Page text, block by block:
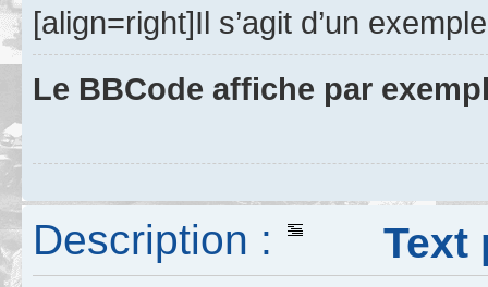
[align=right]Il s’agit d’un
Le BBCode affiche par
Description : Text